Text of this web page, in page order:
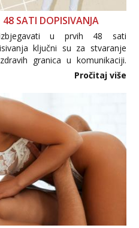
SATI DOPISIVANJA
u prvih 48 sati
ključni su za stvaranje
granica u komunikaciji.
osobnih ili intimnih
osoba još nije zaslužila to
Pročitaj više